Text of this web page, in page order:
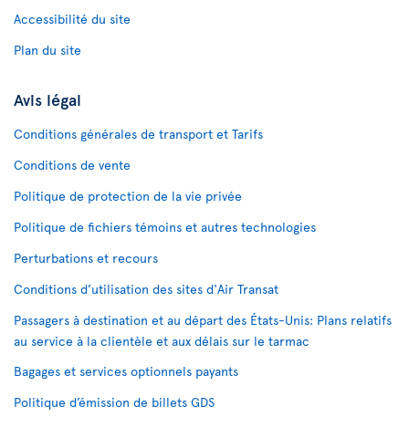
Accessibilité du site
Plan du site
Avis légal
Conditions générales de transport et Tarifs
Conditions de vente
Politique de protection de la vie privée
Politique de fichiers témoins et autres technologies
Perturbations et recours
Conditions d’utilisation des sites d'Air Transat
Passagers à destination et au départ des États-Unis: Plans relatifs
au service à la clientèle et aux délais sur le tarmac
Bagages et services optionnels payants
Politique d’émission de billets GDS